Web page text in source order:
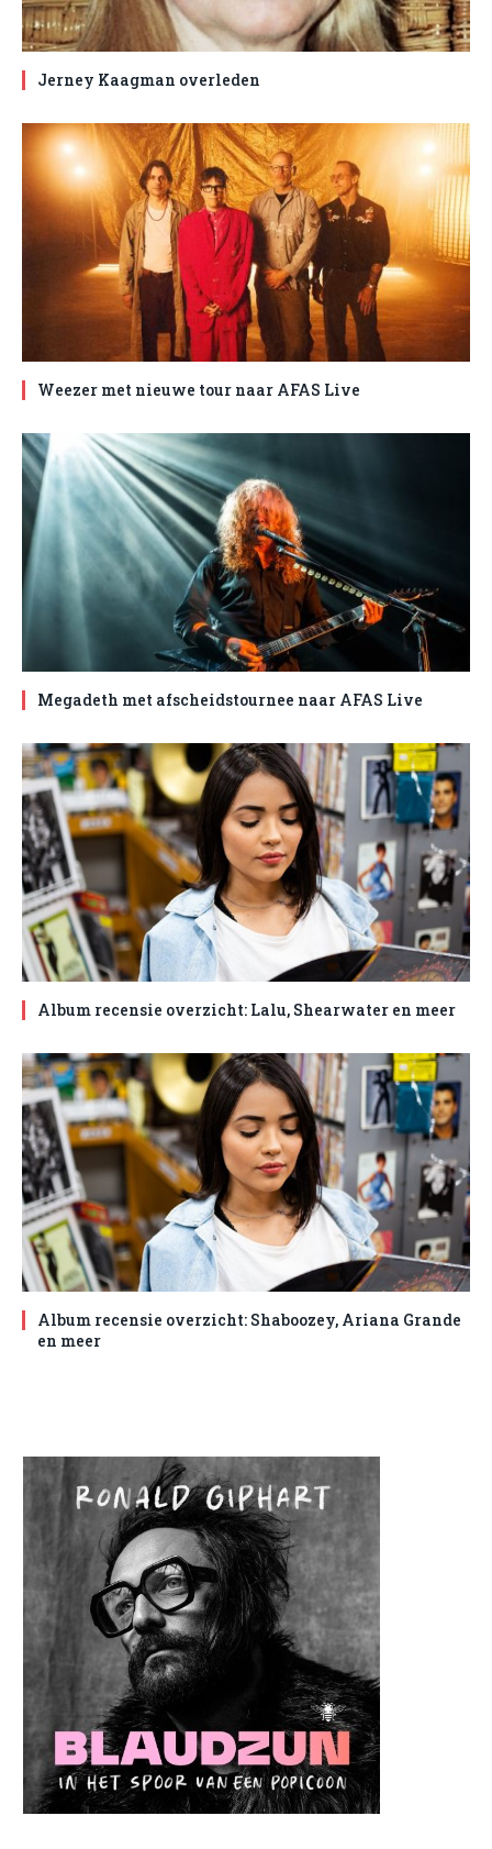
Jerney Kaagman overleden
Weezer met nieuwe tour naar AFAS Live
Megadeth met afscheidstournee naar AFAS Live
Album recensie overzicht: Lalu, Shearwater en meer
Album recensie overzicht: Shaboozey, Ariana Grande
en meer